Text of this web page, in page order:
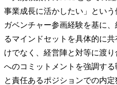
事業成長に活かしたい」とい
ガベンチャー参画経験を基に
るマインドセットを具体的に
けでなく、経営陣と対等に渡り
へのコミットメントを強調す
と責任あるポジションでの内定